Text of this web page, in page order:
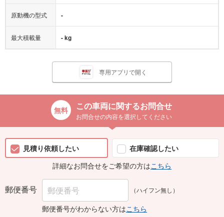
原動機の型式 -
最大積載量 - kg
専用アプリで開く
この車両に関するお問合せ
お問合せの内容を選択してください
見積り依頼したい
在庫確認したい
詳細なお問合せをご希望の方はこちら
郵便番号 （ハイフン無し）
郵便番号がわからない方はこちら